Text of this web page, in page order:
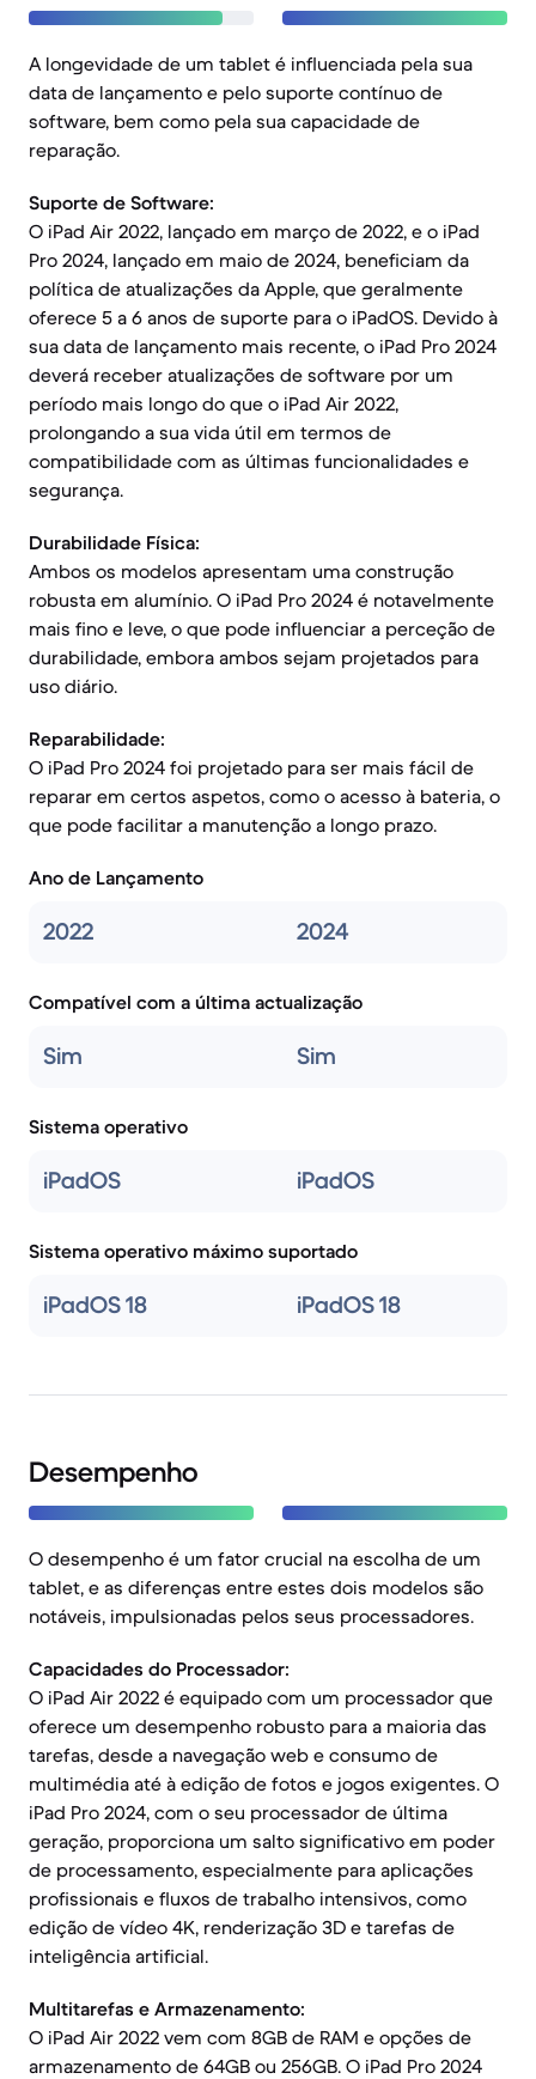
A longevidade de um tablet é influenciada pela sua
data de lançamento e pelo suporte contínuo de
software, bem como pela sua capacidade de
reparação.
Suporte de Software:
O iPad Air 2022, lançado em março de 2022, e o iPad
Pro 2024, lançado em maio de 2024, beneficiam da
política de atualizações da Apple, que geralmente
oferece 5 a 6 anos de suporte para o iPadOS. Devido à
sua data de lançamento mais recente, o iPad Pro 2024
deverá receber atualizações de software por um
período mais longo do que o iPad Air 2022,
prolongando a sua vida útil em termos de
compatibilidade com as últimas funcionalidades e
segurança.
Durabilidade Física:
Ambos os modelos apresentam uma construção
robusta em alumínio. O iPad Pro 2024 é notavelmente
mais fino e leve, o que pode influenciar a perceção de
durabilidade, embora ambos sejam projetados para
uso diário.
Reparabilidade:
O iPad Pro 2024 foi projetado para ser mais fácil de
reparar em certos aspetos, como o acesso à bateria, o
que pode facilitar a manutenção a longo prazo.
Ano de Lançamento
2022 2024
Compatível com a última actualização
Sim Sim
Sistema operativo
iPadOS iPadOS
Sistema operativo máximo suportado
iPadOS 18 iPadOS 18
Desempenho
O desempenho é um fator crucial na escolha de um
tablet, e as diferenças entre estes dois modelos são
notáveis, impulsionadas pelos seus processadores.
Capacidades do Processador:
O iPad Air 2022 é equipado com um processador que
oferece um desempenho robusto para a maioria das
tarefas, desde a navegação web e consumo de
multimédia até à edição de fotos e jogos exigentes. O
iPad Pro 2024, com o seu processador de última
geração, proporciona um salto significativo em poder
de processamento, especialmente para aplicações
profissionais e fluxos de trabalho intensivos, como
edição de vídeo 4K, renderização 3D e tarefas de
inteligência artificial.
Multitarefas e Armazenamento:
O iPad Air 2022 vem com 8GB de RAM e opções de
armazenamento de 64GB ou 256GB. O iPad Pro 2024